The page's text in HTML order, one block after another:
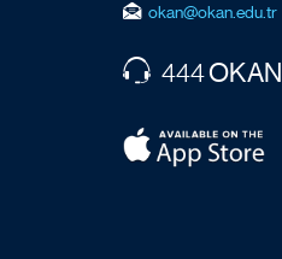
okan@okan.edu.tr
444OKAN